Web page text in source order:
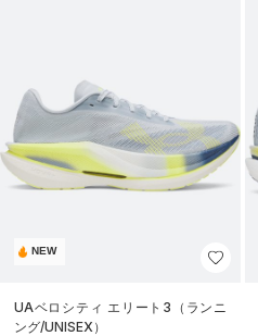
NEW
UAベロシティ エリート3（ランニ
ング/UNISEX）